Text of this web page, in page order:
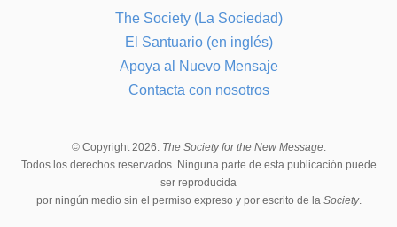
The Society (La Sociedad)
El Santuario (en inglés)
Apoya al Nuevo Mensaje
Contacta con nosotros
© Copyright 2026. The Society for the New Message.
Todos los derechos reservados. Ninguna parte de esta publicación puede
ser reproducida
por ningún medio sin el permiso expreso y por escrito de la Society.